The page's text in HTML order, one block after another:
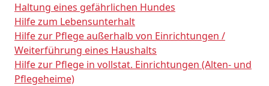
Haltung eines gefährlichen Hundes
Hilfe zum Lebensunterhalt
Hilfe zur Pflege außerhalb von Einrichtungen /
Weiterführung eines Haushalts
Hilfe zur Pflege in vollstat. Einrichtungen (Alten- und
Pflegeheime)